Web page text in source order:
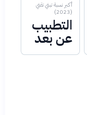
أكبر نسبة تبني تقني
(2023)
التطبيب
عن بعد